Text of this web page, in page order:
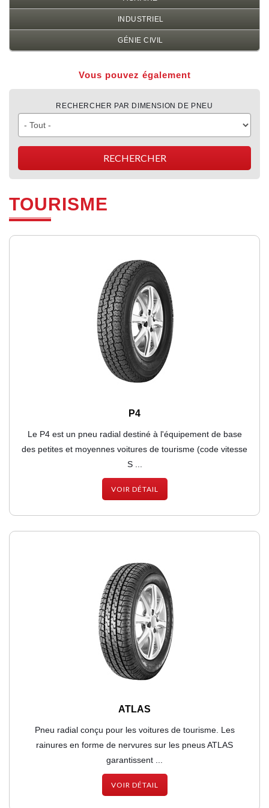
INDUSTRIEL
GÉNIE CIVIL
Vous pouvez également
RECHERCHER PAR DIMENSION DE PNEU
TOURISME
P4
Le P4 est un pneu radial destiné à l'équipement de base
des petites et moyennes voitures de tourisme (code vitesse
S ...
VOIR DÉTAIL
ATLAS
Pneu radial conçu pour les voitures de tourisme. Les
rainures en forme de nervures sur les pneus ATLAS
garantissent ...
VOIR DÉTAIL